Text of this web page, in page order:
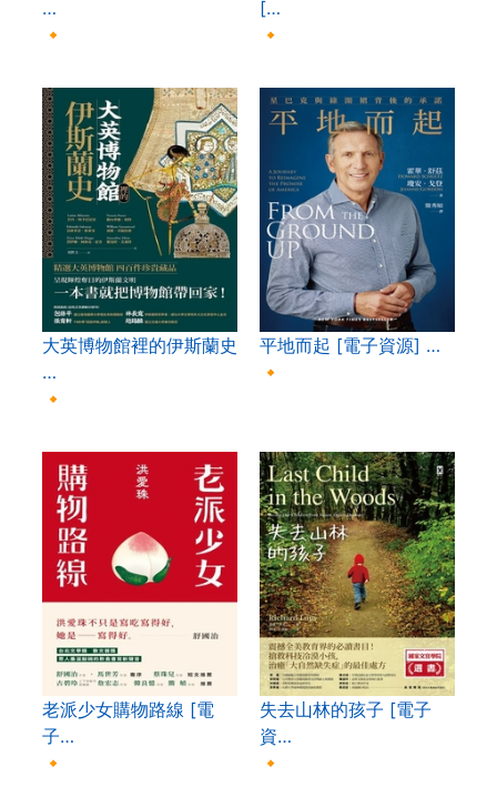
…
🔸
[…
🔸
大英博物館裡的伊斯蘭史
…
🔸
平地而起 [電子資源] …
🔸
老派少女購物路線 [電
子…
🔸
失去山林的孩子 [電子
資…
🔸